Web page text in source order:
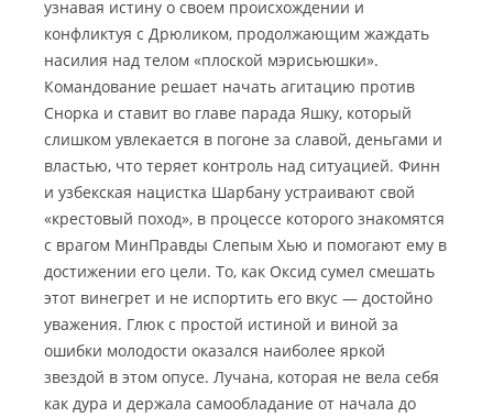
узнавая истину о своем происхождении и
конфликтуя с Дрюликом, продолжающим жаждать
насилия над телом «плоской мэрисьюшки».
Командование решает начать агитацию против
Снорка и ставит во главе парада Яшку, который
слишком увлекается в погоне за славой, деньгами и
властью, что теряет контроль над ситуацией. Финн
и узбекская нацистка Шарбану устраивают свой
«крестовый поход», в процессе которого знакомятся
с врагом МинПравды Слепым Хью и помогают ему в
достижении его цели. То, как Оксид сумел смешать
этот винегрет и не испортить его вкус — достойно
уважения. Глюк с простой истиной и виной за
ошибки молодости оказался наиболее яркой
звездой в этом опусе. Лучана, которая не вела себя
как дура и держала самообладание от начала до